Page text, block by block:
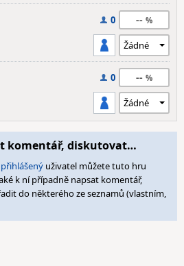
0 --
0 --
komentář, diskutovat…
přihlášený uživatel můžete tuto hru
k ní případně napsat komentář,
do některého ze seznamů (vlastním,